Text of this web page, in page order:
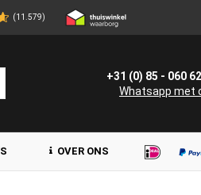
(11.579)
+31 (0) 85 - 060
Whatsapp met
OVER ONS